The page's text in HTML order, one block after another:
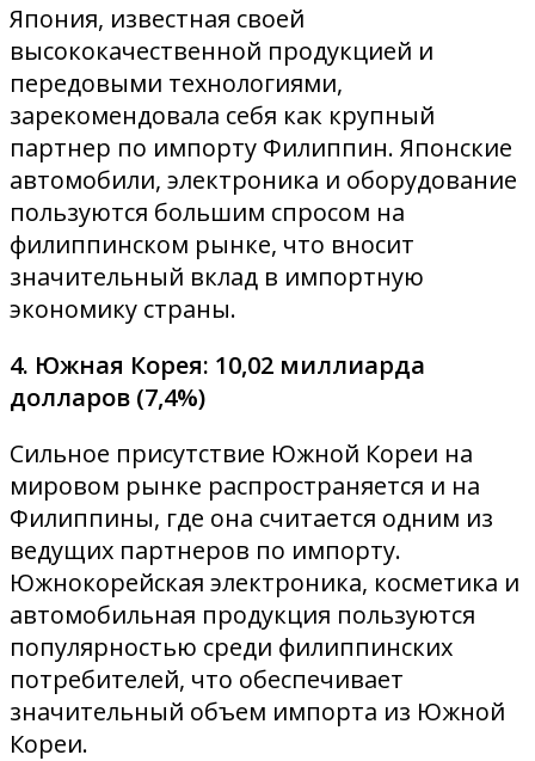
Япония, известная своей
высококачественной продукцией и
передовыми технологиями,
зарекомендовала себя как крупный
партнер по импорту Филиппин. Японские
автомобили, электроника и оборудование
пользуются большим спросом на
филиппинском рынке, что вносит
значительный вклад в импортную
экономику страны.
4. Южная Корея: 10,02 миллиарда
долларов (7,4%)
Сильное присутствие Южной Кореи на
мировом рынке распространяется и на
Филиппины, где она считается одним из
ведущих партнеров по импорту.
Южнокорейская электроника, косметика и
автомобильная продукция пользуются
популярностью среди филиппинских
потребителей, что обеспечивает
значительный объем импорта из Южной
Кореи.